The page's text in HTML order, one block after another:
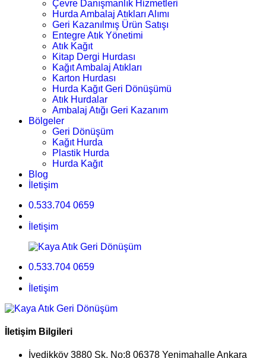
Çevre Danışmanlık Hizmetleri
Hurda Ambalaj Atıkları Alımı
Geri Kazanılmış Ürün Satışı
Entegre Atık Yönetimi
Atık Kağıt
Kitap Dergi Hurdası
Kağıt Ambalaj Atıkları
Karton Hurdası
Hurda Kağıt Geri Dönüşümü
Atık Hurdalar
Ambalaj Atığı Geri Kazanım
Bölgeler
Geri Dönüşüm
Kağıt Hurda
Plastik Hurda
Hurda Kağıt
Blog
İletişim
0.533.704 0659
İletişim
0.533.704 0659
İletişim
İletişim Bilgileri
İvedikköy 3880 Sk. No:8 06378 Yenimahalle Ankara